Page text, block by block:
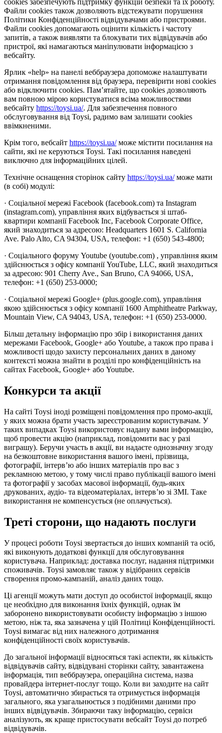
Файли cookies також дозволяють відстежувати порушення
Політики Конфіденційності відвідувачами або пристроями.
Файли cookies допомагають оцінити кількість і частоту
запитів, а також виявляти та блокувати тих відвідувачів або
пристрої, які намагаються маніпулювати інформацією з
вебсайту.
Ярлик «help» на панелі веббраузера допоможе налаштувати
отримання повідомлення від браузера, перевірити нові cookies
або відключити cookies. Пам’ятайте, що cookies дозволяють
вам повною мірою користуватися всіма можливостями
вебсайту https://toysi.ua/. Для забезпечення повного
обслуговування від Toysi, радимо вам залишати cookies
ввімкненими.
Крім того, вебсайт https://toysi.ua/може містити посилання на
сайти, які не керуються Toysi. Такі посилання наведені
виключно для інформаційних цілей.
Технічне оснащення сторінок сайту https://toysi.ua/може мати
(в собі) модулі:
· Соціальної мережі Facebook (facebook.com) та Instagram
(instagram.com), управління яких відбувається зі штаб-
квартири компанії Facebook Inc, Facebook Corporate Office,
який знаходиться за адресою: Headquarters 1601 S. California
Ave. Palo Alto, CA 94304, USA, телефон: +1 (650) 543-4800;
· Соціального форуму Youtube (youtube.com) , управління яким
здійснюється з офісу компанії YouTube, LLC, який знаходиться
за адресою: 901 Cherry Ave., San Bruno, CA 94066, USA,
телефон: +1 (650) 253-0000;
· Соціальної мережі Google+ (plus.google.com), управління
якою здійснюється з офісу компанії 1600 Amphitheatre Parkway,
Mountain View, CA 94043, USA, телефон: +1 (650) 253-0000.
Більш детальну інформацію про збір і використання даних
мережами Facebook, Google+ або Youtube, а також про права і
можливості щодо захисту персональних даних в даному
контексті можна знайти в розділі про конфіденційність на
сайтах Facebook, Google+ або Youtube.
Конкурси та акції
На сайті Toysi іноді розміщені повідомлення про промо-акції,
у яких можна брати участь зареєстрованим користувачам. У
таких випадках Toysi використовує надану вами інформацію,
щоб провести акцію (наприклад, повідомити вас у разі
виграшу). Беручи участь в акції, ви надаєте однозначну згоду
на безкоштовне використання вашого імені, прізвища,
фотографії, інтерв’ю або інших матеріалів про вас з
рекламною метою, у тому числі право публікації вашого імені
та фотографії у засобах масової інформації, будь-яких
друкованих, аудіо- та відеоматеріалах, інтерв’ю зі ЗМІ. Таке
використання не компенсується (не оплачується).
Треті сторони, що надають послуги
У процесі роботи Toysi звертається до інших компаній та осіб,
які виконують додаткові функції для обслуговування
користувача. Наприклад: доставка послуг, надання підтримки
споживачів. Toysi замовляє також у відібраних сервісів
створення промо-кампаній, аналіз даних тощо.
Ці агенції можуть мати доступ до особистої інформації, якщо
це необхідно для виконання їхніх функцій, однак їм
заборонено використовувати особисту інформацію з іншою
метою, ніж та, яка зазначена у цій Політиці Конфіденційності.
Toysi вимагає від них належного дотримання
конфіденційності своїх користувачів.
До загальної інформації відносяться такі аспекти, як кількість
відвідувачів сайту, відвідувані сторінки сайту, завантажена
інформація, тип веббраузера, операційна система, назва
провайдера інтернет-послуг тощо. Коли ви заходите на сайт
Toysi, автоматично збирається та отримується інформація
загального, яка узагальнюється з подібними даними про
інших відвідувачів. Збираючи таку інформацію, сервіси
аналізують, як краще пристосувати вебсайт Toysi до потреб
відвідувачів.